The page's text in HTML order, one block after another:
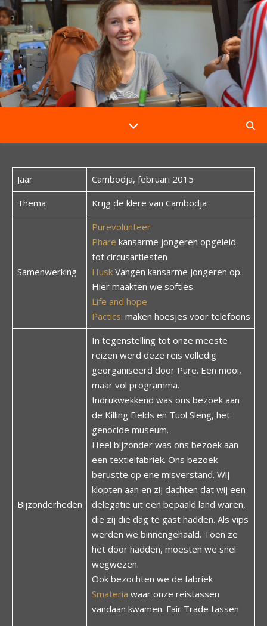
Jaar
Cambodja, februari 2015
Thema
Krijg de klere van Cambodja
Samenwerking
Purevolunteer
Phare kansarme jongeren opgeleid
tot circusartiesten
HuskVangen kansarme jongeren op..
Hier maakten we softies.
Life and hope
Pactics: maken hoesjes voor telefoons
Bijzonderheden
In tegenstelling tot onze meeste
reizen werd deze reis volledig
georganiseerd door Pure. Een mooi,
maar vol programma.
Indrukwekkend was ons bezoek aan
de Killing Fields en Tuol Sleng, het
genocide museum.
Heel bijzonder was ons bezoek aan
een textielfabriek. Ons bezoek
berustte op ene misverstand. Wij
klopten aan en zij dachten dat wij een
delegatie uit een bepaald land waren,
die zij die dag te gast hadden. Als vips
werden we binnengehaald. Toen ze
het door hadden, moesten we snel
wegwezen.
Ook bezochten we de fabriek
Smateria waar onze reistassen
vandaan kwamen. Fair Trade tassen